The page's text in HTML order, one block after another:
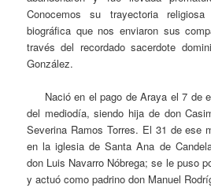
Conocemos su trayectoria
biográfica que nos enviaron sus
través del recordado sacerdote
González.
Nació en el pago de Araya el 7 de
del mediodía, siendo hija de don
Severina Ramos Torres. El 31 de ese
en la iglesia de Santa Ana de
don Luis Navarro Nóbrega; se le puso
y actuó como padrino don Manuel